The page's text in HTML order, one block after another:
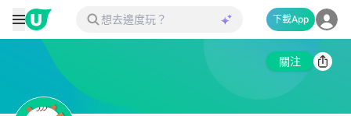
下載App
關注